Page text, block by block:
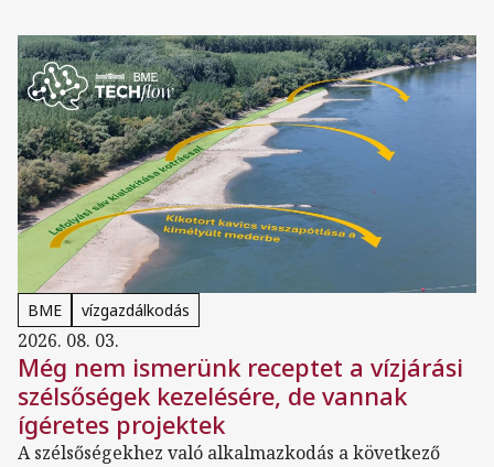
BME vízgazdálkodás
2026. 08. 03.
Még nem ismerünk receptet a vízjárási
szélsőségek kezelésére, de vannak
ígéretes projektek
A szélsőségekhez való alkalmazkodás a következő